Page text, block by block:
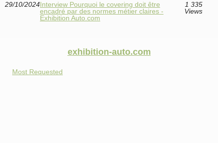
29/10/2024Interview Pourquoi le covering doit être
encadré par des normes métier claires -
Exhibition Auto.com
1 335
Views
exhibition-auto.com
Most Requested